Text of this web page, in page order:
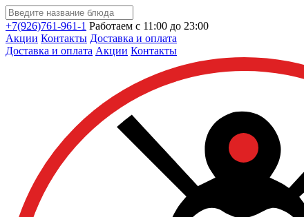
+7(926)761-961-1 Работаем с 11:00 до 23:00
Акции Контакты Доставка и оплата
Доставка и оплата Акции Контакты